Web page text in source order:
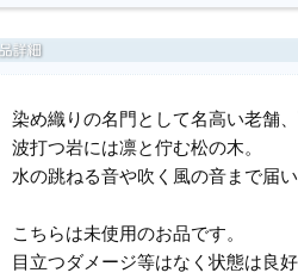
染め織りの名門として名高い老舗
波打つ岩には凛と佇む松の木。
水の跳ねる音や吹く風の音まで届
こちらは未使用のお品です。
目立つダメージ等はなく状態は良好